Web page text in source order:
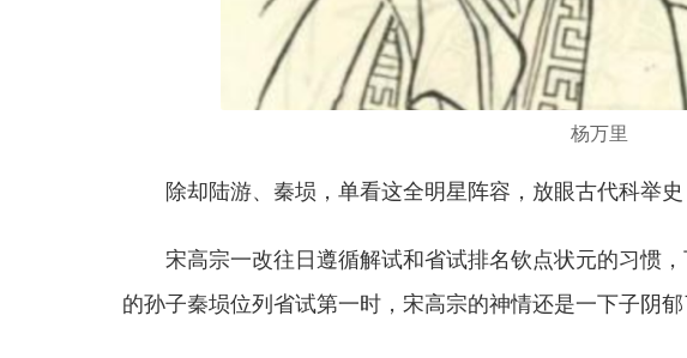
杨万里
除却陆游、秦埙，单看这全明星阵容，放眼古代科举
宋高宗一改往日遵循解试和省试排名钦点状元的习惯
的孙子秦埙位列省试第一时，宋高宗的神情还是一下子阴郁